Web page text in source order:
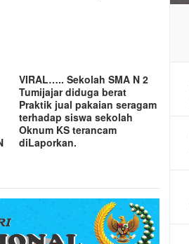
VIRAL….. Sekolah SMA N 2
Tumijajar diduga berat
Praktik jual pakaian seragam
terhadap siswa sekolah
Oknum KS terancam
diLaporkan.